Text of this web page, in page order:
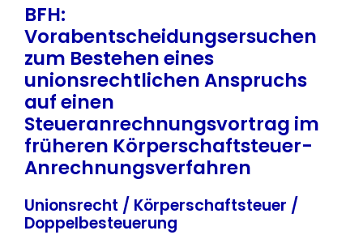
BFH:
Vorabentscheidungsersuchen
zum Bestehen eines
unionsrechtlichen Anspruchs
auf einen
Steueranrechnungsvortrag im
früheren Körperschaftsteuer-
Anrechnungsverfahren
Unionsrecht / Körperschaftsteuer /
Doppelbesteuerung